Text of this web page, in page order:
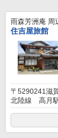
雨森芳洲庵 周
住吉屋旅館
〒5290241滋
北陸線 高月